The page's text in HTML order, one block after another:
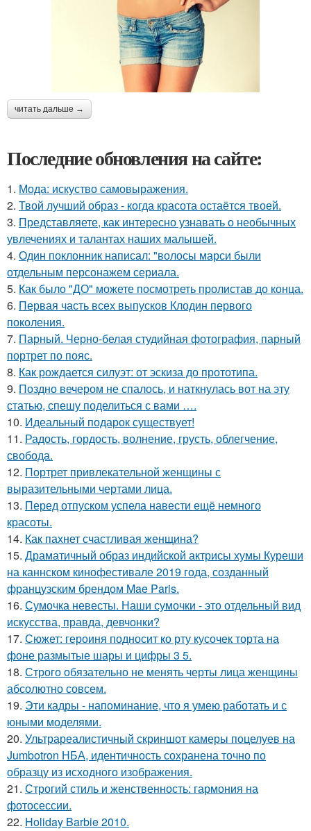
читать дальше →
Последние обновления на сайте:
1. Мода: искуство самовыражения.
2. Твой лучший образ - когда красота остаётся твоей.
3. Представляете, как интересно узнавать о необычных
увлечениях и талантах наших малышей.
4. Один поклонник написал: "волосы марси были
отдельным персонажем сериала.
5. Как было "ДО" можете посмотреть пролистав до конца.
6. Первая часть всех выпусков Клодин первого
поколения.
7. Парный. Черно-белая студийная фотография, парный
портрет по пояс.
8. Как рождается силуэт: от эскиза до прототипа.
9. Поздно вечером не спалось, и наткнулась вот на эту
статью, спешу поделиться с вами ….
10. Идеальный подарок существует!
11. Радость, гордость, волнение, грусть, облегчение,
свобода.
12. Портрет привлекательной женщины с
выразительными чертами лица.
13. Перед отпуском успела навести ещё немного
красоты.
14. Как пахнет счастливая женщина?
15. Драматичный образ индийской актрисы хумы Куреши
на каннском кинофестивале 2019 года, созданный
французским брендом Mae Paris.
16. Сумочка невесты. Наши сумочки - это отдельный вид
искусства, правда, девчонки?
17. Сюжет: героиня подносит ко рту кусочек торта на
фоне размытые шары и цифры 3 5.
18. Строго обязательно не менять черты лица женщины
абсолютно совсем.
19. Эти кадры - напоминание, что я умею работать и с
юными моделями.
20. Ультрареалистичный скриншот камеры поцелуев на
Jumbotron НБА, идентичность сохранена точно по
образцу из исходного изображения.
21. Строгий стиль и женственность: гармония на
фотосессии.
22. Holiday Barbie 2010.